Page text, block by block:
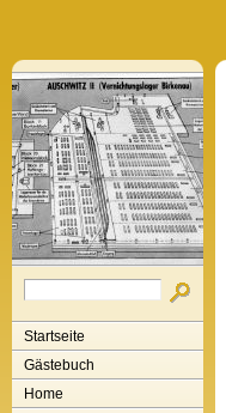
Startseite
Gästebuch
Home